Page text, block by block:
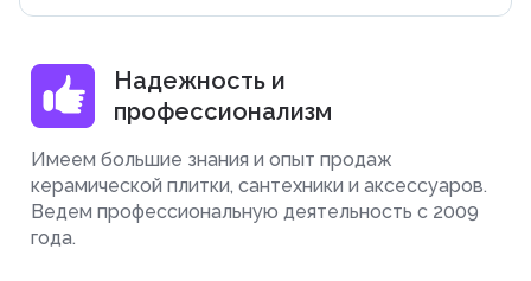
Надежность и
профессионализм
Имеем большие знания и опыт продаж
керамической плитки, сантехники и аксессуаров.
Ведем профессиональную деятельность с 2009
года.